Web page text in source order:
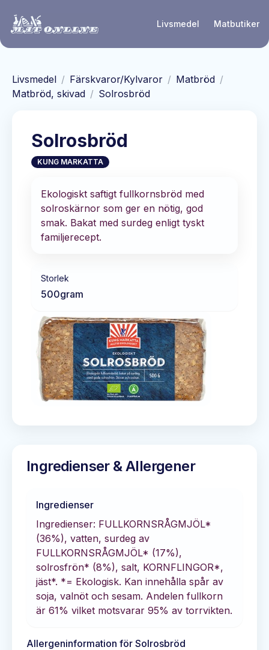
Livsmedel Matbutiker
Livsmedel / Färskvaror/Kylvaror / Matbröd /
Matbröd, skivad / Solrosbröd
Solrosbröd
KUNG MARKATTA
Ekologiskt saftigt fullkornsbröd med
solroskärnor som ger en nötig, god
smak. Bakat med surdeg enligt tyskt
familjerecept.
Storlek
500gram
Ingredienser & Allergener
Ingredienser
Ingredienser: FULLKORNSRÅGMJÖL*
(36%), vatten, surdeg av
FULLKORNSRÅGMJÖL* (17%),
solrosfrön* (8%), salt, KORNFLINGOR*,
jäst*. *= Ekologisk. Kan innehålla spår av
soja, valnöt och sesam. Andelen fullkorn
är 61% vilket motsvarar 95% av torrvikten.
Allergeninformation för Solrosbröd